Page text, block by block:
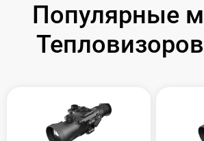
Популярные